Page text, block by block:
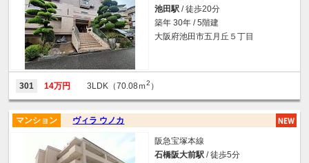
池田駅 / 徒歩20分
築年 30年 / 5階建
大阪府池田市五月丘５丁目
301 14万円 3LDK（70.08ｍ2 ）
ヴィラ ウノカ
マンション
阪急宝塚本線
石橋阪大前駅 / 徒歩5分